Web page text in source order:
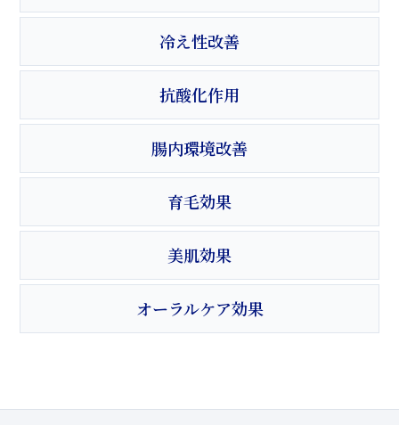
冷え性改善
抗酸化作用
腸内環境改善
育毛効果
美肌効果
オーラルケア効果